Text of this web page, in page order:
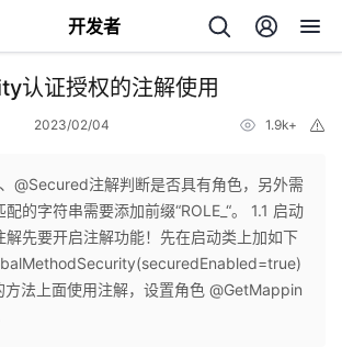
开发者
认证授权的注解使用
2023/02/04 1.9k+
@Secured注解判断是否具有角色，另外需
的字符串需要添加前缀“ROLE_“。 1.1 启动
解先要开启注解功能！先在启动类上加如下
法上面使用注解，设置角色 @GetMappin